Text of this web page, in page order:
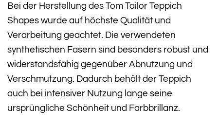
Bei der Herstellung des Tom Tailor Teppich
Shapes wurde auf höchste Qualität und
Verarbeitung geachtet. Die verwendeten
synthetischen Fasern sind besonders robust und
widerstandsfähig gegenüber Abnutzung und
Verschmutzung. Dadurch behält der Teppich
auch bei intensiver Nutzung lange seine
ursprüngliche Schönheit und Farbbrillanz.